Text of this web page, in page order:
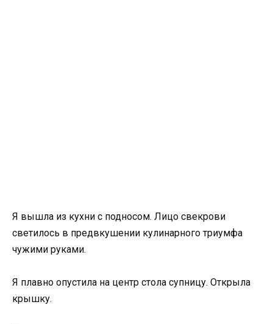
Я вышла из кухни с подносом. Лицо свекрови
светилось в предвкушении кулинарного триумфа
чужими руками.
Я плавно опустила на центр стола супницу. Открыла
крышку.